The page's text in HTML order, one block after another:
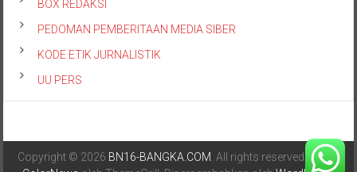
BOX REDAKSI
PEDOMAN PEMBERITAAN MEDIA SIBER
KODE ETIK JURNALISTIK
UU PERS
Copyright © 2026 BN16-BANGKA.COM . All rights reserved. Tema: